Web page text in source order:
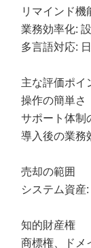
リマインド機
業務効率化:
多言語対応:
主な評価ポイ
操作の簡単さ
サポート体制
導入後の業務
売却の範囲
システム資産
知的財産権
商標権、ドメ